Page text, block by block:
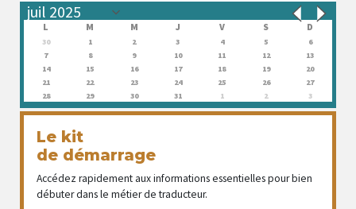
L M M J V S D
30 1 2 3 4 5
6
7
8 9 10 11 12
13
14
15 16 17 18 19
20
21
22 23 24 25 26
27
28
29 30 31 1 2 3
Le kit
de démarrage
Accédez rapidement aux informations essentielles pour bien
débuter dans le métier de traducteur.